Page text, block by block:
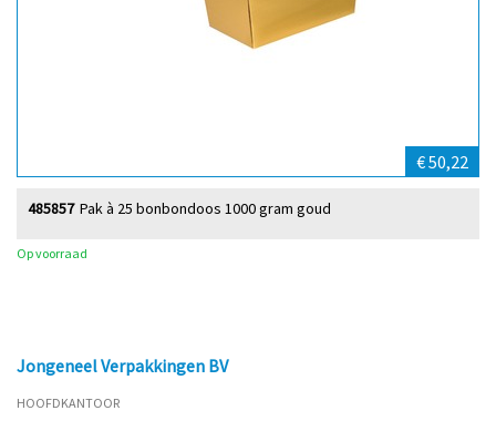
€ 50,22
Pak à 25 bonbondoos 1000 gram goud
485857
Op voorraad
Jongeneel Verpakkingen BV
HOOFDKANTOOR